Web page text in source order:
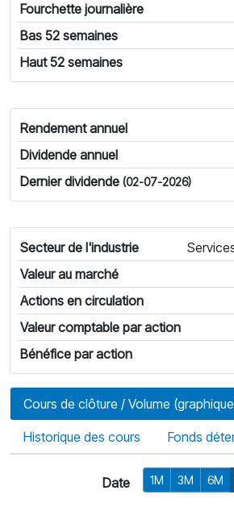
Fourchette journalière
Bas 52 semaines
Haut 52 semaines
Rendement annuel
Dividende annuel
Dernier dividende (02-07-2026)
Secteur de l'industrie
Valeur au marché
Actions en circulation
Valeur comptable par action
Bénéfice par action
Cours de clôture / Volume
Historique des cours Fonds
Date 1M 3M 6M